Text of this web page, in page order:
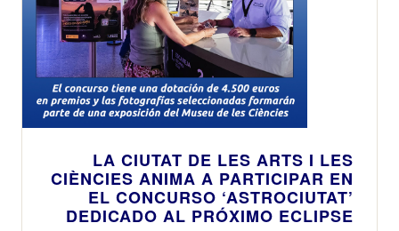
LA CIUTAT DE LES ARTS I LES
CIÈNCIES ANIMA A PARTICIPAR EN
EL CONCURSO ‘ASTROCIUTAT’
DEDICADO AL PRÓXIMO ECLIPSE